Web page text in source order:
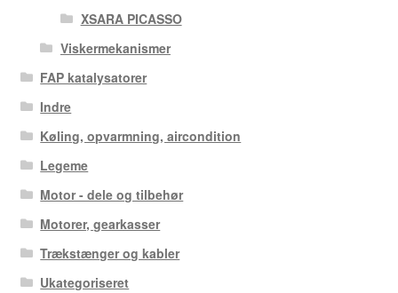
XSARA PICASSO
Viskermekanismer
FAP katalysatorer
Indre
Køling, opvarmning, aircondition
Legeme
Motor - dele og tilbehør
Motorer, gearkasser
Trækstænger og kabler
Ukategoriseret